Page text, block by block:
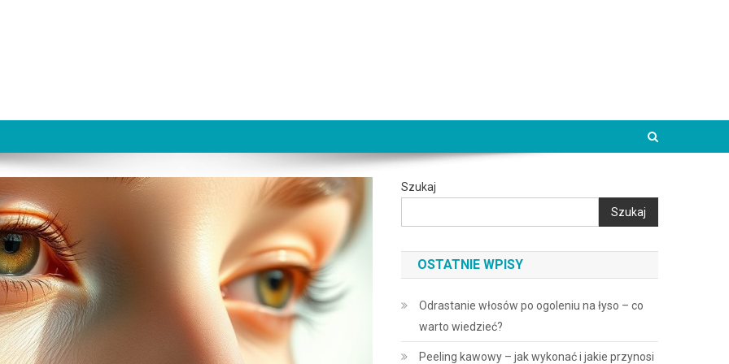
Szukaj
Szukaj
OSTATNIE WPISY
Odrastanie włosów po ogoleniu na łyso – co
warto wiedzieć?
Peeling kawowy – jak wykonać i jakie przynosi